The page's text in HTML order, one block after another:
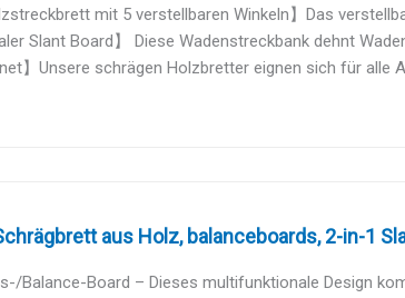
mit 5 verstellbaren Winkeln】Das
Slant Board】 Diese Wadenstreckbank dehnt
】Unsere schrägen Holzbretter eignen sich für alle
aus Holz, balanceboards, 2-in-1
Balance-Board – Dieses multifunktionale Design